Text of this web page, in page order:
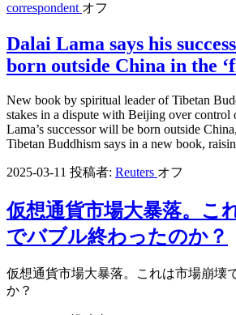
correspondent オフ
Dalai Lama says his
born outside China in the
New book by spiritual leader of Tibetan
stakes in a dispute with Beijing over control
Lama’s successor will be born outside
Tibetan Buddhism says in a new book,
2025-03-11 投稿者: Reuters オフ
仮想通貨市場大暴落。こ
でバブル終わったのか？
仮想通貨市場大暴落。これは市場崩壊
か？